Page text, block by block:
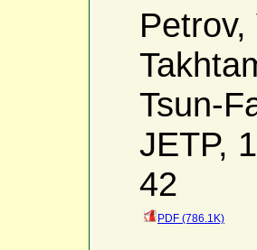
Petrov,
Tsun-
JETP,
42
PDF (786.1K)